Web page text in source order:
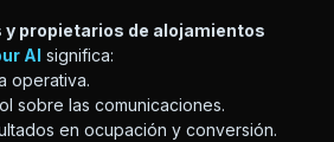
y propietarios de alojamientos
AI significa:
operativa.
sobre las comunicaciones.
en ocupación y conversión.